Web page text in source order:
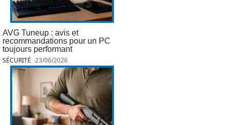
AVG Tuneup : avis et
recommandations pour un PC
toujours performant
SÉCURITÉ 23/06/2026